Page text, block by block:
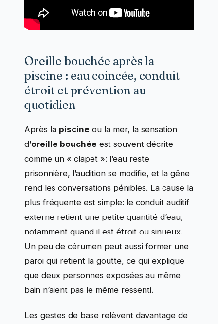
Oreille bouchée après la
piscine : eau coincée, conduit
étroit et prévention au
quotidien
Après la piscine ou la mer, la sensation
d’oreille bouchée est souvent décrite
comme un « clapet »: l’eau reste
prisonnière, l’audition se modifie, et la gêne
rend les conversations pénibles. La cause la
plus fréquente est simple: le conduit auditif
externe retient une petite quantité d’eau,
notamment quand il est étroit ou sinueux.
Un peu de cérumen peut aussi former une
paroi qui retient la goutte, ce qui explique
que deux personnes exposées au même
bain n’aient pas le même ressenti.
Les gestes de base relèvent davantage de